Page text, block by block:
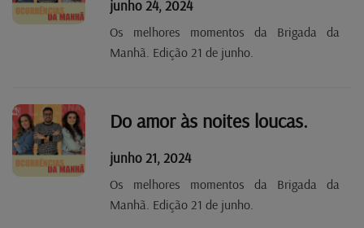
junho 24, 2024
Os melhores momentos da Brigada da
Manhã. Edição 21 de junho.
Do amor às noites loucas.
junho 21, 2024
Os melhores momentos da Brigada da
Manhã. Edição 21 de junho.